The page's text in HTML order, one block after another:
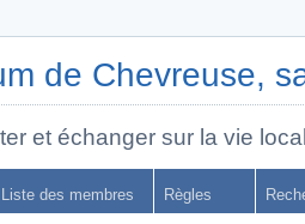
de Chevreuse,
et échanger sur la vie
Liste des membres Règles